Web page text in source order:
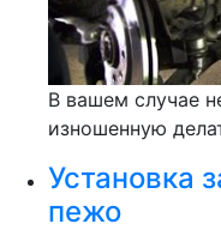
В вашем случае
изношенную
Установка
пежо